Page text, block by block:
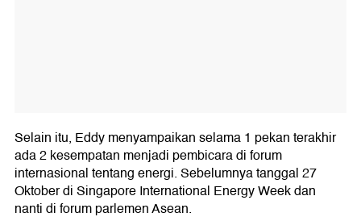
Selain itu, Eddy menyampaikan selama 1 pekan terakhir
ada 2 kesempatan menjadi pembicara di forum
internasional tentang energi. Sebelumnya tanggal 27
Oktober di Singapore International Energy Week dan
nanti di forum parlemen Asean.